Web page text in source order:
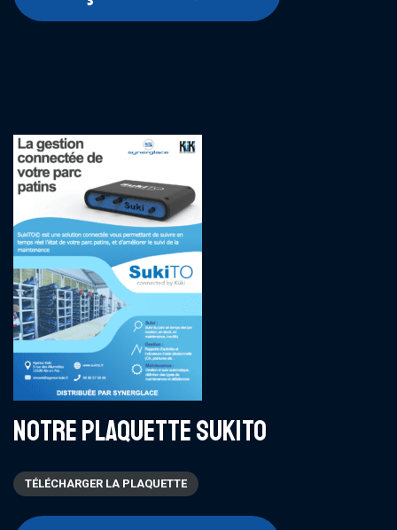
NOTRE PLAQUETTE SUKITO
TÉLÉCHARGER LA PLAQUETTE